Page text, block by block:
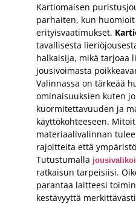
Kartiomaisen
parhaiten, kun
erityisvaatimukset.
tavallisesta
halkaisija, mikä tarjoaa
jousivoimasta
Valinnassa on tärkeää
ominaisuuksien kuten
kuormitettavuuden ja
käyttökohteeseen.
materiaalivalinnan
rajoitteita että
Tutustumalla
ratkaisun tarpeisiisi.
parantaa laitteesi
kestävyyttä